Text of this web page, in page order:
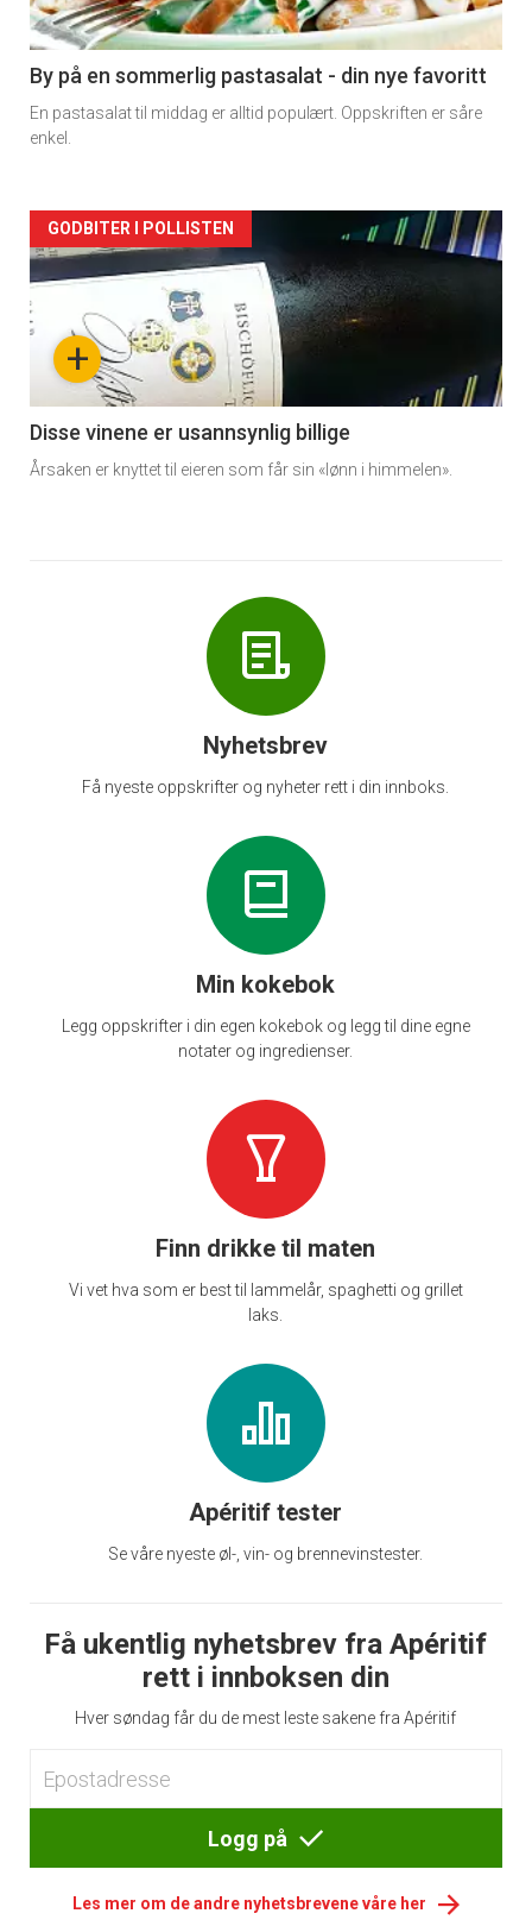
-
5
By på en sommerlig pastasalat - din nye favoritt
En pastasalat til middag er alltid populært. Oppskriften er såre
enkel.
Forsiden
akkurat
nå
6
+
GODBITER I POLLISTEN
Disse vinene er usannsynlig billige
Årsaken er knyttet til eieren som får sin «lønn i himmelen».
Nyhetsbrev
Få nyeste oppskrifter og nyheter rett i din innboks.
Min kokebok
Legg oppskrifter i din egen kokebok og legg til dine egne
notater og ingredienser.
Finn drikke til maten
Vi vet hva som er best til lammelår, spaghetti og grillet
laks.
Apéritif tester
Se våre nyeste øl-, vin- og brennevinstester.
Få ukentlig nyhetsbrev fra Apéritif
rett i innboksen din
Hver søndag får du de mest leste sakene fra Apéritif
Logg på
Les mer om de andre nyhetsbrevene våre her